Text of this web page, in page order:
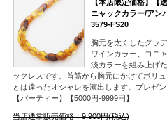
【本店限定価格】【
ニャックカラー/アン
3579-FS20
胸元を太くしたグラ
ワインカラー、コニ
淡カラーを組み上げ
ックレスです。首筋から胸元にかけてボリ
とは違ったオシャレを演出します。プレゼ
【パーティー】【5000円-9999円】
当店通常販売価格：9,900円(税込)